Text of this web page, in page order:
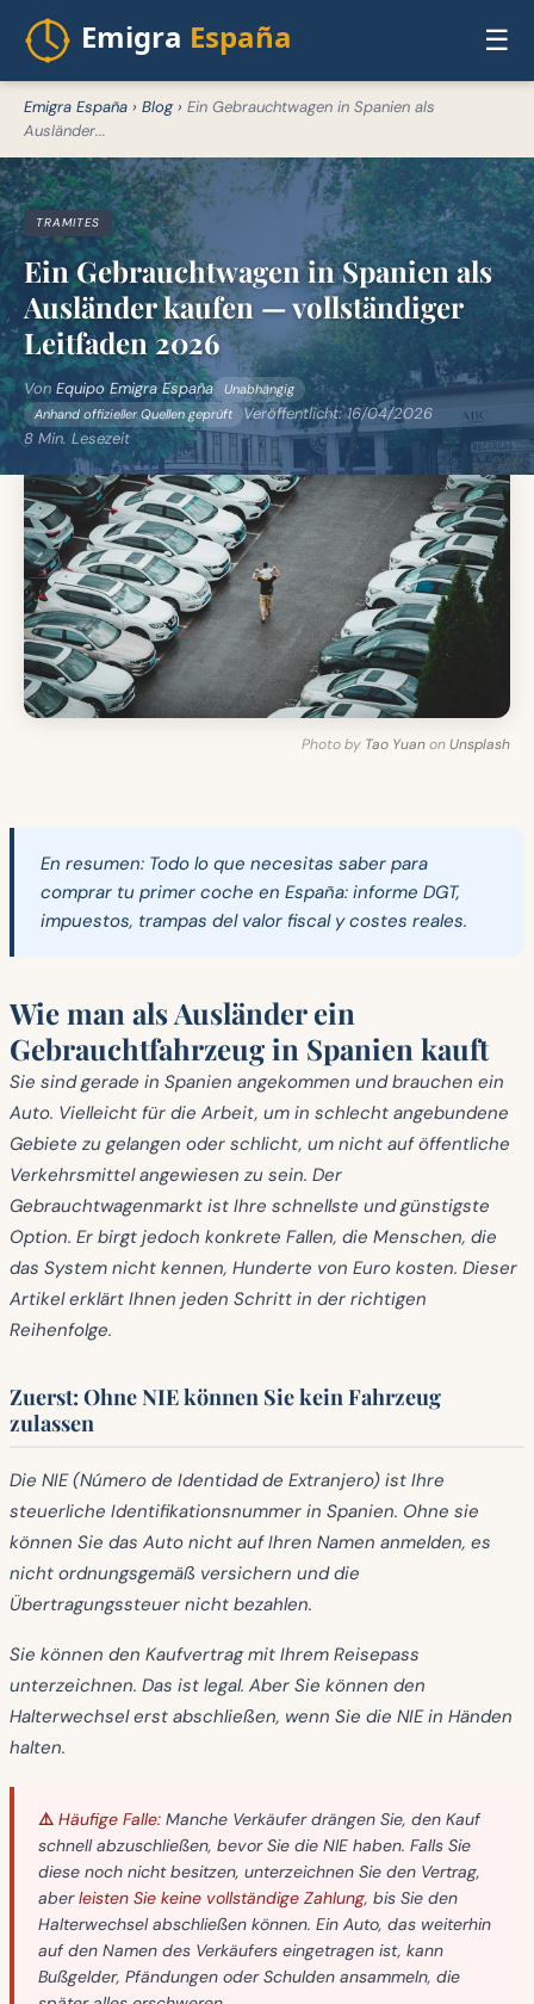
☰
Emigra España › Blog› Ein Gebrauchtwagen in Spanien als
Ausländer...
TRAMITES
Ein Gebrauchtwagen in Spanien als
Ausländer kaufen — vollständiger
Leitfaden 2026
Von Equipo Emigra España
Unabhängig
Anhand offizieller Quellen geprüft
Veröffentlicht:16/04/2026
8 Min. Lesezeit
Photo by Tao YuanonUnsplash
En resumen: Todo lo que necesitas saber para
comprar tu primer coche en España: informe DGT,
impuestos, trampas del valor fiscal y costes reales.
Wie man als Ausländer ein
Gebrauchtfahrzeug in Spanien kauft
Sie sind gerade in Spanien angekommen und brauchen ein
Auto. Vielleicht für die Arbeit, um in schlecht angebundene
Gebiete zu gelangen oder schlicht, um nicht auf öffentliche
Verkehrsmittel angewiesen zu sein. Der
Gebrauchtwagenmarkt ist Ihre schnellste und günstigste
Option. Er birgt jedoch konkrete Fallen, die Menschen, die
das System nicht kennen, Hunderte von Euro kosten. Dieser
Artikel erklärt Ihnen jeden Schritt in der richtigen
Reihenfolge.
Zuerst: Ohne NIE können Sie kein Fahrzeug
zulassen
Die NIE (Número de Identidad de Extranjero) ist Ihre
steuerliche Identifikationsnummer in Spanien. Ohne sie
können Sie das Auto nicht auf Ihren Namen anmelden, es
nicht ordnungsgemäß versichern und die
Übertragungssteuer nicht bezahlen.
Sie können den Kaufvertrag mit Ihrem Reisepass
unterzeichnen. Das ist legal. Aber Sie können den
Halterwechsel erst abschließen, wenn Sie die NIE in Händen
halten.
⚠️ Häufige Falle: Manche Verkäufer drängen Sie, den Kauf
schnell abzuschließen, bevor Sie die NIE haben. Falls Sie
diese noch nicht besitzen, unterzeichnen Sie den Vertrag,
aberleisten Sie keine vollständige Zahlung, bis Sie den
Halterwechsel abschließen können. Ein Auto, das weiterhin
auf den Namen des Verkäufers eingetragen ist, kann
Bußgelder, Pfändungen oder Schulden ansammeln, die